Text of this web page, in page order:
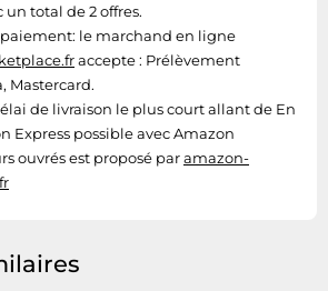
un total de 2 offres.
le marchand en ligne
accepte : Prélèvement
Mastercard.
de livraison le plus court allant de En
Express possible avec Amazon
ouvrés est proposé paramazon-